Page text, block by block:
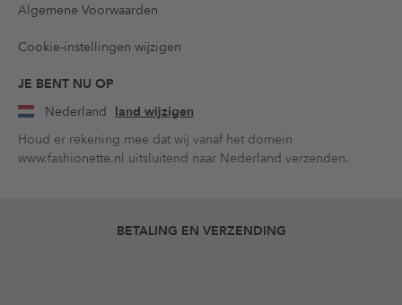
Algemene Voorwaarden
Cookie-instellingen wijzigen
JE BENT NU OP
Nederland land wijzigen
Houd er rekening mee dat wij vanaf het domein
www.fashionette.nl uitsluitend naar Nederland verzenden.
BETALING EN VERZENDING